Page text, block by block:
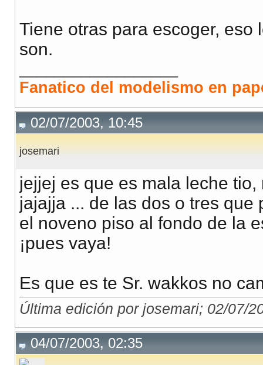
Tiene otras para escoger,
son.
Fanatico del modelismo en
02/07/2003, 10:45
josemari
jejjej es que es mala leche
jajajja ... de las dos o tres
el noveno piso al fondo de la
¡pues vaya!
Es que es te Sr. wakkos no
Última edición por josemari; 02/07/
04/07/2003, 02:35